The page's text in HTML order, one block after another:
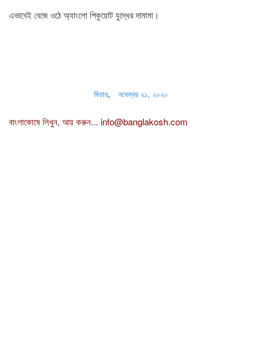
এভাবেই বেজে ওঠে অ্যাংলো পিকুয়োট যুদ্ধের দামামা।
ফিচার, নভেম্বর ২১, ২০২০
বাংলাকোষে লিখুন, আয় করুন... info@banglakosh.com